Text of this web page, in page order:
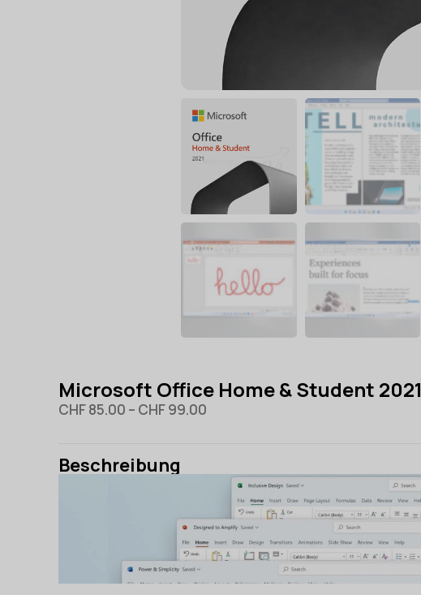
Microsoft Office Home & Student 2021
CHF85.00 – CHF99.00
Beschreibung